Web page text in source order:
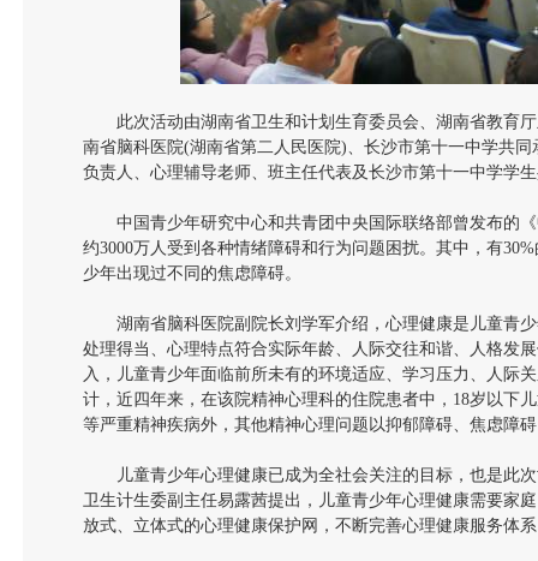
此次活动由湖南省卫生和计划生育委员会、湖南省教育
南省脑科医院(湖南省第二人民医院)、长沙市第十一中学共
负责人、心理辅导老师、班主任代表及长沙市第十一中学学
中国青少年研究中心和共青团中央国际联络部曾发布的
约3000万人受到各种情绪障碍和行为问题困扰。其中，有
少年出现过不同的焦虑障碍。
湖南省脑科医院副院长刘学军介绍，心理健康是儿童青
处理得当、心理特点符合实际年龄、人际交往和谐、人格发
入，儿童青少年面临前所未有的环境适应、学习压力、人际
计，近四年来，在该院精神心理科的住院患者中，18岁以下
等严重精神疾病外，其他精神心理问题以抑郁障碍、焦虑障
儿童青少年心理健康已成为全社会关注的目标，也是此
卫生计生委副主任易露茜提出，儿童青少年心理健康需要家
放式、立体式的心理健康保护网，不断完善心理健康服务体